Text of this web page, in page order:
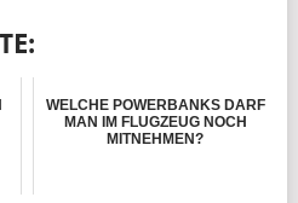
WELCHE POWERBANKS DARF
MAN IM FLUGZEUG NOCH
MITNEHMEN?